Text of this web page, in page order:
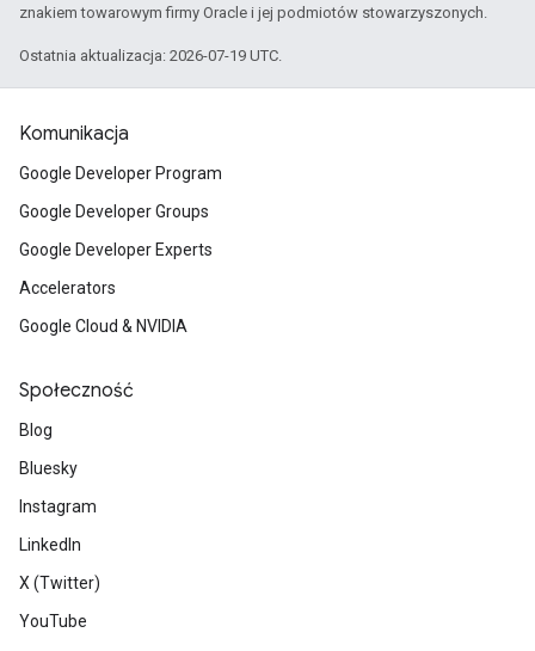
znakiem towarowym firmy Oracle i jej podmiotów stowarzyszonych.
Ostatnia aktualizacja: 2026-07-19 UTC.
Komunikacja
Google Developer Program
Google Developer Groups
Google Developer Experts
Accelerators
Google Cloud & NVIDIA
Społeczność
Blog
Bluesky
Instagram
LinkedIn
X (Twitter)
YouTube